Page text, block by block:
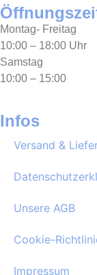
Montag- Freitag
10:00 – 18:00 Uhr
Samstag
10:00 – 15:00
Infos
Versand &
Unsere AGB
Cookie-
Impressum